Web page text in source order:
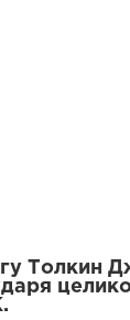
Толкин